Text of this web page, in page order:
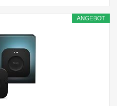
ANGEBOT